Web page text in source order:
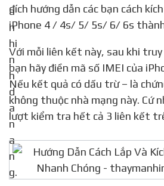
đích hướng dẫn các bạn cách
iPhone 4 / 4s/ 5/ 5s/ 6/ 6s
Với mỗi liên kết này, sau khi truy cập thành công,
bạn hãy điền mã số IMEI của
Nếu kết quả có dấu trừ – là
không thuộc nhà mạng này. Cứ
lượt kiểm tra hết cả 3 liên kết